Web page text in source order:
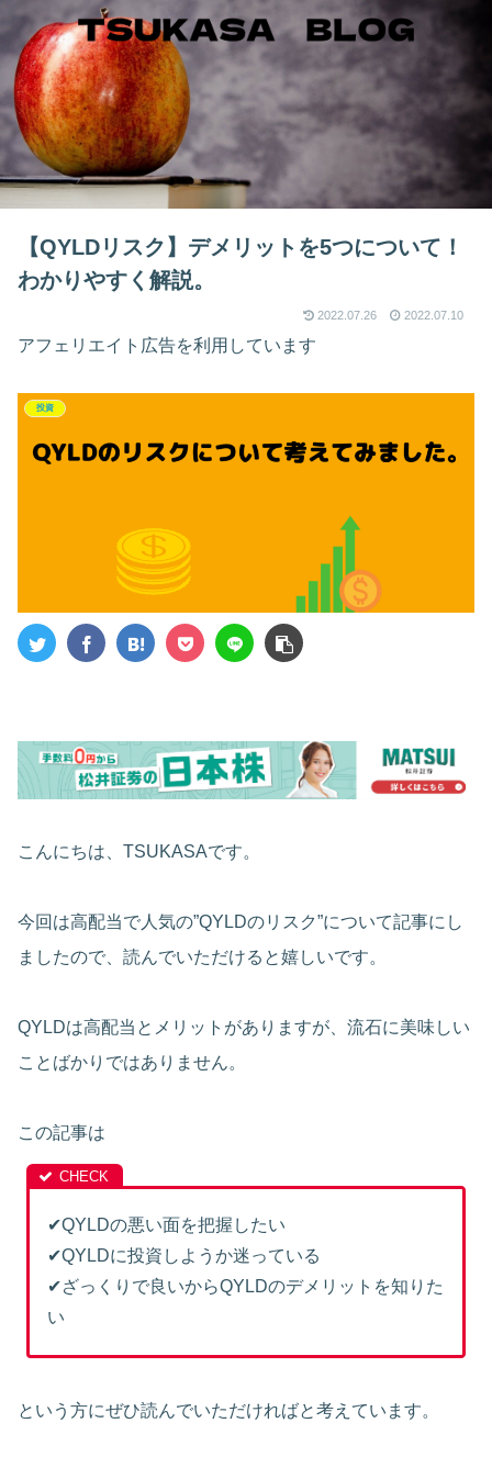
【QYLDリスク】デメリットを5つについて！
わかりやすく解説。
2022.07.26 2022.07.10
アフェリエイト広告を利用しています
投資
こんにちは、TSUKASAです。
今回は高配当で人気の”QYLDのリスク”について記事にし
ましたので、読んでいただけると嬉しいです。
QYLDは高配当とメリットがありますが、流石に美味しい
ことばかりではありません。
この記事は
✔︎QYLDの悪い面を把握したい
✔︎QYLDに投資しようか迷っている
✔︎ざっくりで良いからQYLDのデメリットを知りた
い
という方にぜひ読んでいただければと考えています。